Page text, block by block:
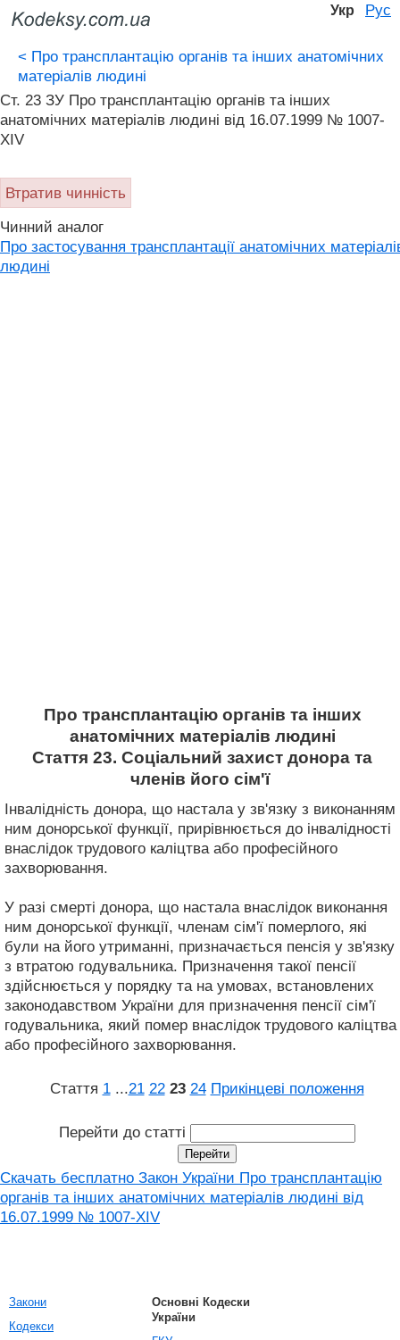
Укр Рус
< Про трансплантацію органів та інших анатомічних
матеріалів людині
Ст. 23 ЗУ Про трансплантацію органів та інших
анатомічних матеріалів людині від 16.07.1999 № 1007-
XIV
Втратив чинність
Чинний аналог
Про застосування трансплантації анатомічних
людині
Про трансплантацію органів та інших
анатомічних матеріалів людині
Стаття 23. Соціальний захист донора та
членів його сім'ї
Інвалідність донора, що настала у зв'язку з виконанням
ним донорської функції, прирівнюється до інвалідності
внаслідок трудового каліцтва або професійного
захворювання.
У разі смерті донора, що настала внаслідок виконання
ним донорської функції, членам сім'ї померлого, які
були на його утриманні, призначається пенсія у зв'язку
з втратою годувальника. Призначення такої пенсії
здійснюється у порядку та на умовах, встановлених
законодавством України для призначення пенсії сім'ї
годувальника, який помер внаслідок трудового каліцтва
або професійного захворювання.
Стаття 1 ...21 22 23 24 Прикінцеві положення
Перейти до статті
Скачать бесплатно Закон України Про трансплантацію
органів та інших анатомічних матеріалів людині від
16.07.1999 № 1007-XIV
Закони
Кодекси
Основні Кодески
України